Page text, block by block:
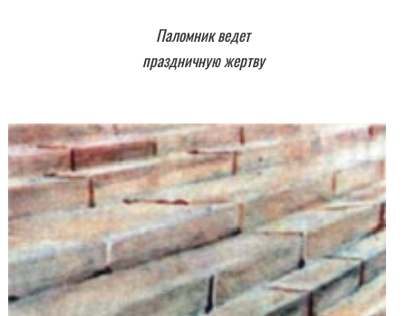
Паломник ведет
праздничную жертву